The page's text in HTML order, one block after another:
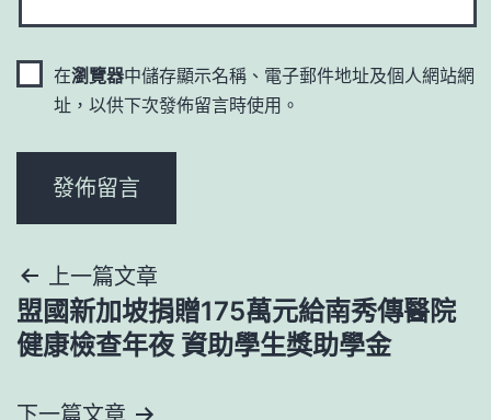
在瀏覽器中儲存顯示名稱、電子郵件地址及個人網站網
址，以供下次發佈留言時使用。
文
章
上一篇文章
盟國新加坡捐贈175萬元給南秀傳醫院
健康檢查年夜 資助學生獎助學金
下一篇文章